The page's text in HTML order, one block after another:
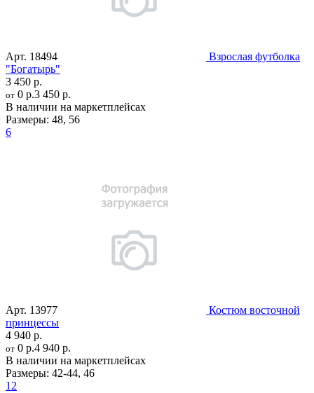
Арт. 18494
Взрослая футболка
"Богатырь"
3 450 р.
от 0 р.3 450 р.
В наличии на маркетплейсах
Размеры: 48, 56
6
Арт. 13977
Костюм восточной
принцессы
4 940 р.
от 0 р.4 940 р.
В наличии на маркетплейсах
Размеры: 42-44, 46
12